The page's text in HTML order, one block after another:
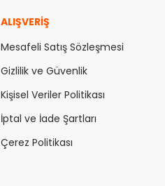
ALIŞVERİŞ
Mesafeli Satış Sözleşmesi
Gizlilik ve Güvenlik
Kişisel Veriler Politikası
İptal ve İade Şartları
Çerez Politikası